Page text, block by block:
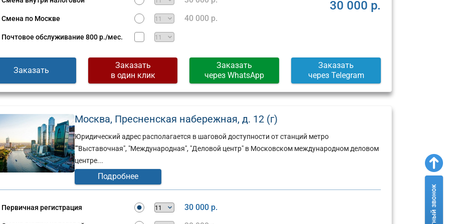
стр.
Пресненская
Смена по Москве 40 000 р.
Почтовое обслуживание 800 р./мес.
30 000 р.
Заказать
Заказать
в один клик
Заказать
через WhatsApp
Заказать
через Telegram
Москва, Пресненская набережная, д. 12 (г)
Юридический адрес располагается в шаговой доступности от станций метро
""Выставочная", "Международная", "Деловой центр" в Московском международном деловом
центре...
Подробнее
Первичная регистрация 30 000 р.